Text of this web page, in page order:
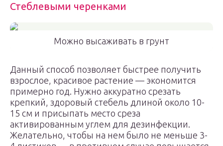
Стеблевыми черенками
Можно высаживать в грунт
Данный способ позволяет быстрее получить
взрослое, красивое растение — экономится
примерно год. Нужно аккуратно срезать
крепкий, здоровый стебель длиной около 10-
15 см и присыпать место среза
активированным углем для дезинфекции.
Желательно, чтобы на нем было не меньше 3-